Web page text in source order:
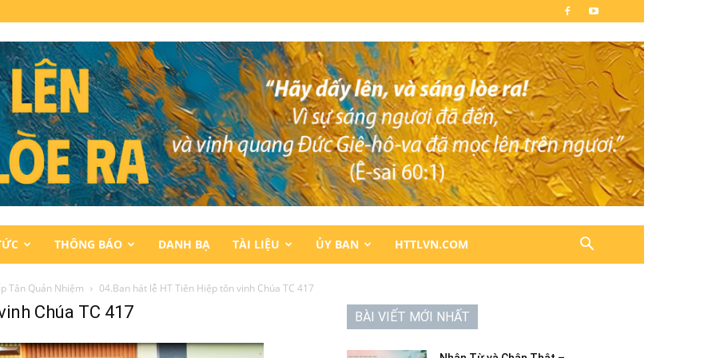
THÔNG BÁO DANH BẠ TÀI LIỆU ỦY BAN HTTLVN.COM
Tân Quản Nhiệm 04.Ban hát lễ HT Tiên Hiệp tôn vinh Chúa TC 417
Chúa TC 417 BÀI VIẾT MỚI NHẤT